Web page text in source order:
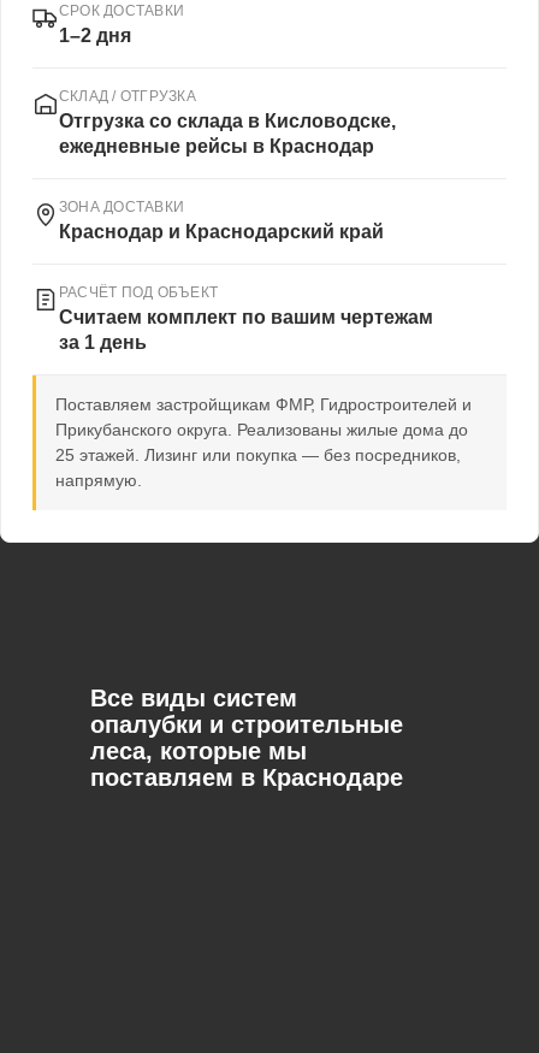
СРОК ДОСТАВКИ
1–2 дня
СКЛАД / ОТГРУЗКА
Отгрузка со склада в Кисловодске,
ежедневные рейсы в Краснодар
ЗОНА ДОСТАВКИ
Краснодар и Краснодарский край
РАСЧЁТ ПОД ОБЪЕКТ
Считаем комплект по вашим чертежам
за 1 день
Поставляем застройщикам ФМР, Гидростроителей и
Прикубанского округа. Реализованы жилые дома до
25 этажей. Лизинг или покупка — без посредников,
напрямую.
Все виды систем
опалубки и строительные
леса, которые мы
поставляем в Краснодаре